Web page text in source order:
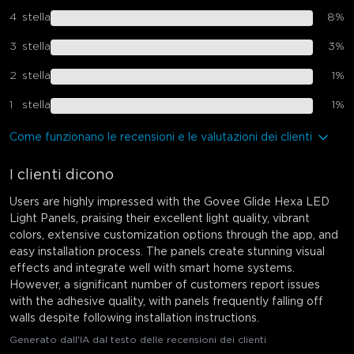
4 stella 8%
3 stella 3%
2 stella 1 %
1 stella 1 %
Come funzionano le recensioni e le valutazioni dei clienti
I clienti dicono
Users are highly impressed with the Govee Glide Hexa LED
Light Panels, praising their excellent light quality, vibrant
colors, extensive customization options through the app, and
easy installation process. The panels create stunning visual
effects and integrate well with smart home systems.
However, a significant number of customers report issues
with the adhesive quality, with panels frequently falling off
walls despite following installation instructions.
Generato dall'IA dal testo delle recensioni dei clienti